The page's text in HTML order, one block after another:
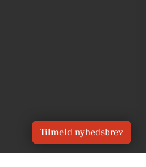
Tilmeld nyhedsbrev